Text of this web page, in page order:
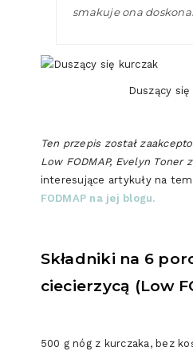
smakuje ona
Duszący
Ten przepis został
Low FODMAP, Evelyn Toner
interesujące artykuły na
FODMAP na jej blogu.
Składniki na 6
ciecierzycą (Low
500 g nóg z kurczaka, bez